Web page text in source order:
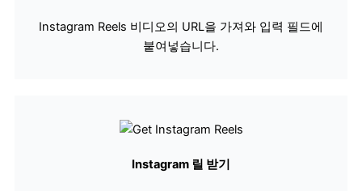
Instagram Reels 비디오의 URL을 가져와 입력 필드에
붙여넣습니다.
Instagram 릴 받기